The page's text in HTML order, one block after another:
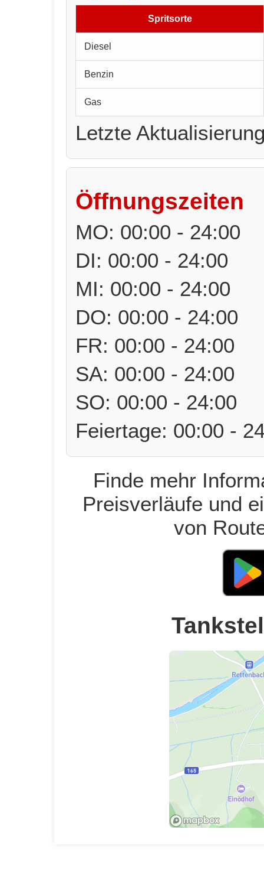
Spritsorte
Diesel
Benzin
Gas
Letzte
Öffnungszeiten
MO: 00:00 - 24:00
DI: 00:00 - 24:00
MI: 00:00 - 24:00
DO: 00:00 - 24:00
FR: 00:00 - 24:00
SA: 00:00 - 24:00
SO: 00:00 - 24:00
Feiertage: 00:00 -
Finde mehr
Preisverläufe und
von